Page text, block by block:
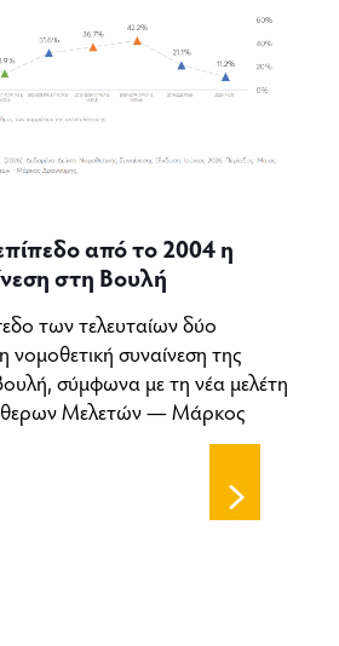
από το 2004 η
στη Βουλή
των τελευταίων δύο
νομοθετική συναίνεση της
σύμφωνα με τη νέα μελέτη
Μελετών — Μάρκος